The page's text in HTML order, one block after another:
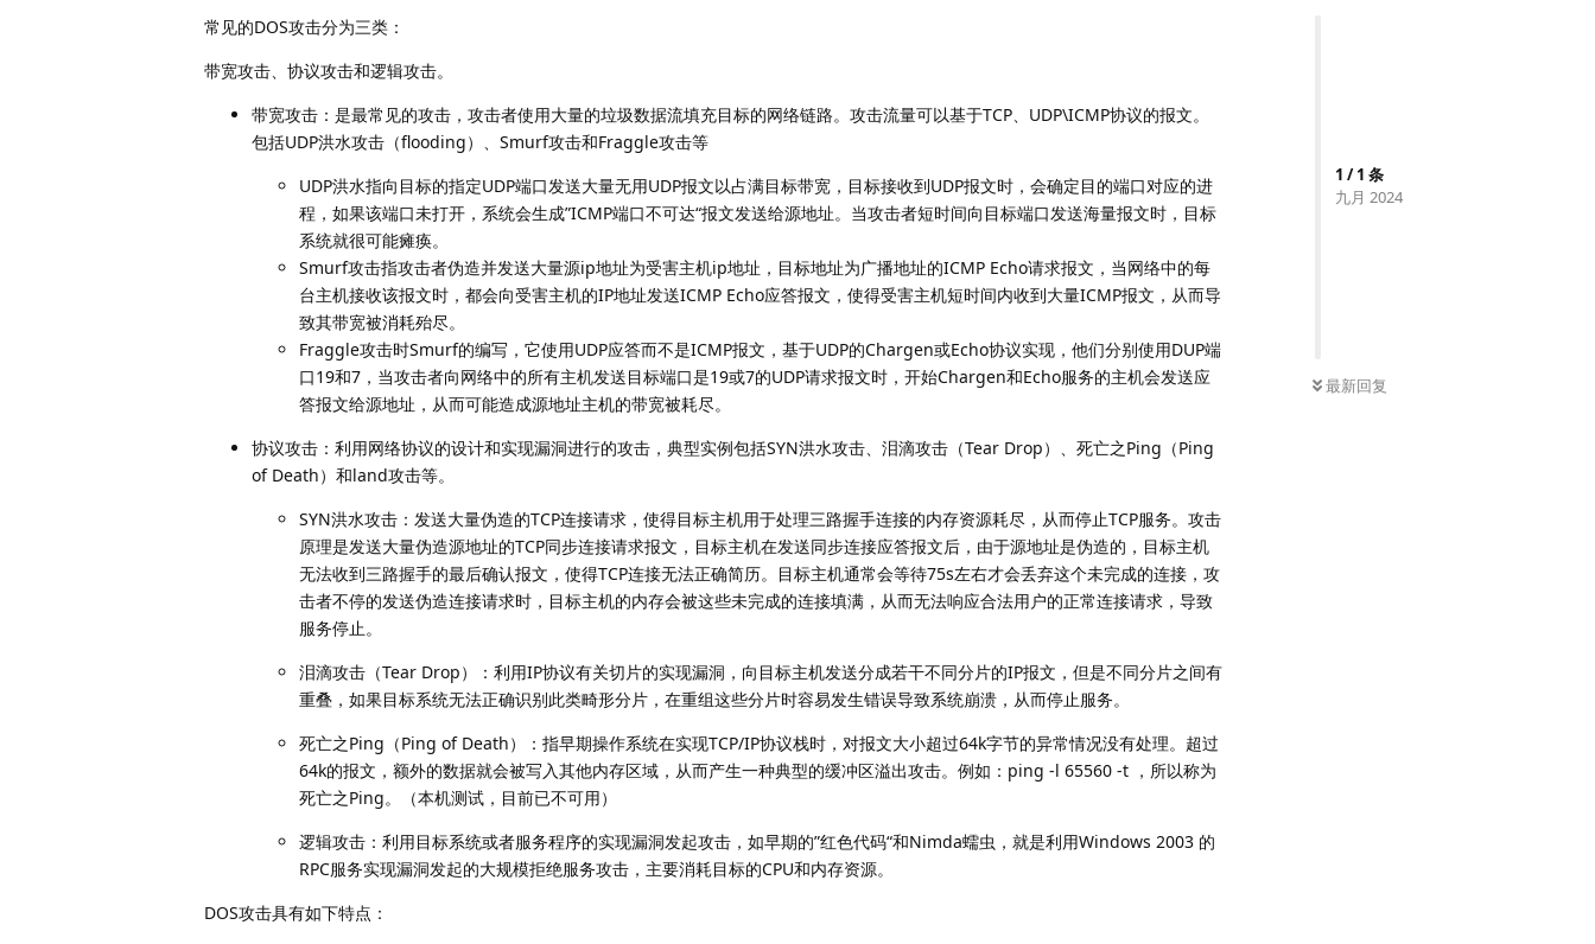
1 /1 条
九月 2024
最新回复
常见的DOS攻击分为三类：
带宽攻击、协议攻击和逻辑攻击。
带宽攻击：是最常见的攻击，攻击者使用大量的垃圾数据流填充目标的网络链路。攻击流量可以基于TCP、UDP\ICMP协议的报文。
包括UDP洪水攻击（flooding）、Smurf攻击和Fraggle攻击等
UDP洪水指向目标的指定UDP端口发送大量无用UDP报文以占满目标带宽，目标接收到UDP报文时，会确定目的端口对应的进
程，如果该端口未打开，系统会生成”ICMP端口不可达“报文发送给源地址。当攻击者短时间向目标端口发送海量报文时，目标
系统就很可能瘫痪。
Smurf攻击指攻击者伪造并发送大量源ip地址为受害主机ip地址，目标地址为广播地址的ICMP Echo请求报文，当网络中的每
台主机接收该报文时，都会向受害主机的IP地址发送ICMP Echo应答报文，使得受害主机短时间内收到大量ICMP报文，从而导
致其带宽被消耗殆尽。
Fraggle攻击时Smurf的编写，它使用UDP应答而不是ICMP报文，基于UDP的Chargen或Echo协议实现，他们分别使用DUP端
口19和7，当攻击者向网络中的所有主机发送目标端口是19或7的UDP请求报文时，开始Chargen和Echo服务的主机会发送应
答报文给源地址，从而可能造成源地址主机的带宽被耗尽。
协议攻击：利用网络协议的设计和实现漏洞进行的攻击，典型实例包括SYN洪水攻击、泪滴攻击（Tear Drop）、死亡之Ping（Ping
of Death）和land攻击等。
SYN洪水攻击：发送大量伪造的TCP连接请求，使得目标主机用于处理三路握手连接的内存资源耗尽，从而停止TCP服务。攻击
原理是发送大量伪造源地址的TCP同步连接请求报文，目标主机在发送同步连接应答报文后，由于源地址是伪造的，目标主机
无法收到三路握手的最后确认报文，使得TCP连接无法正确简历。目标主机通常会等待75s左右才会丢弃这个未完成的连接，攻
击者不停的发送伪造连接请求时，目标主机的内存会被这些未完成的连接填满，从而无法响应合法用户的正常连接请求，导致
服务停止。
泪滴攻击（Tear Drop）：利用IP协议有关切片的实现漏洞，向目标主机发送分成若干不同分片的IP报文，但是不同分片之间有
重叠，如果目标系统无法正确识别此类畸形分片，在重组这些分片时容易发生错误导致系统崩溃，从而停止服务。
死亡之Ping（Ping of Death）：指早期操作系统在实现TCP/IP协议栈时，对报文大小超过64k字节的异常情况没有处理。超过
64k的报文，额外的数据就会被写入其他内存区域，从而产生一种典型的缓冲区溢出攻击。例如：ping -l 65560 -t ，所以称为
死亡之Ping。（本机测试，目前已不可用）
逻辑攻击：利用目标系统或者服务程序的实现漏洞发起攻击，如早期的”红色代码“和Nimda蠕虫，就是利用Windows 2003 的
RPC服务实现漏洞发起的大规模拒绝服务攻击，主要消耗目标的CPU和内存资源。
DOS攻击具有如下特点：